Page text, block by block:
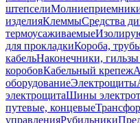
штепсели
изделияКлеммыСредства
термоусаживаемые
для прокладкиКороба,
кабельНаконечники,
коробовКабельный крепеж
оборудованиеЭлектрощиты
электрощитаШины
путевые, концевые
управленияРубильники